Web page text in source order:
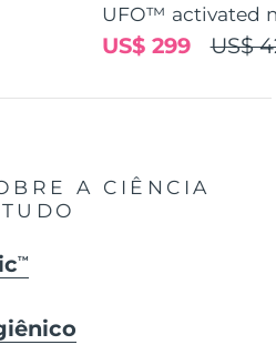
UFO™ activated
US$
US$ 299
A CIÊNCIA
TM